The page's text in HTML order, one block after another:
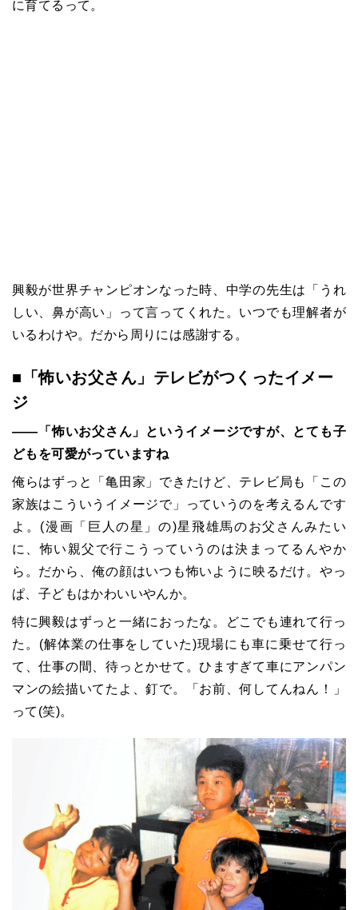
に育てるって。
興毅が世界チャンピオンなった時、中学の先生は「うれ
しい、鼻が高い」って言ってくれた。いつでも理解者が
いるわけや。だから周りには感謝する。
■「怖いお父さん」テレビがつくったイメー
ジ
――「怖いお父さん」というイメージですが、とても子
どもを可愛がっていますね
俺らはずっと「亀田家」できたけど、テレビ局も「この
家族はこういうイメージで」っていうのを考えるんです
よ。(漫画「巨人の星」の)星飛雄馬のお父さんみたい
に、怖い親父で行こうっていうのは決まってるんやか
ら。だから、俺の顔はいつも怖いように映るだけ。やっ
ぱ、子どもはかわいいやんか。
特に興毅はずっと一緒におったな。どこでも連れて行っ
た。(解体業の仕事をしていた)現場にも車に乗せて行っ
て、仕事の間、待っとかせて。ひますぎて車にアンパン
マンの絵描いてたよ、釘で。「お前、何してんねん！」
って(笑)。